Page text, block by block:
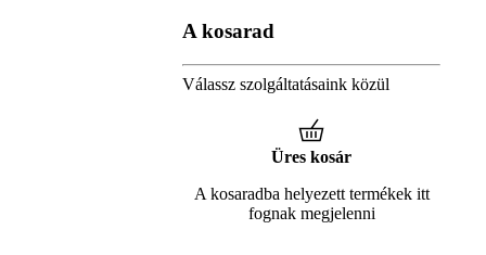
A kosarad
Válassz szolgáltatásaink közül
Üres kosár
A kosaradba helyezett termékek itt
fognak megjelenni